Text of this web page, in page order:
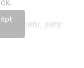
sehr, sehr